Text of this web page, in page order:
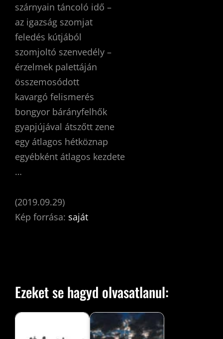
szárnyain táncoló idő –
az igazság szomjat
feledés kútjából
szomjoltó szenvedély –
érzelmek palettáján
összemosódott
kavargó felismerés
bongyor bárányfelhők
gyapjújával átszőtt zene
egy átlagos hétköznap
egyébként átlagos kezdete
…
(2019.09.29)
Kép forrása: saját
Ezeket se hagyd olvasatlanul: